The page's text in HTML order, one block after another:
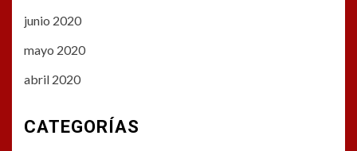
junio 2020
mayo 2020
abril 2020
CATEGORÍAS